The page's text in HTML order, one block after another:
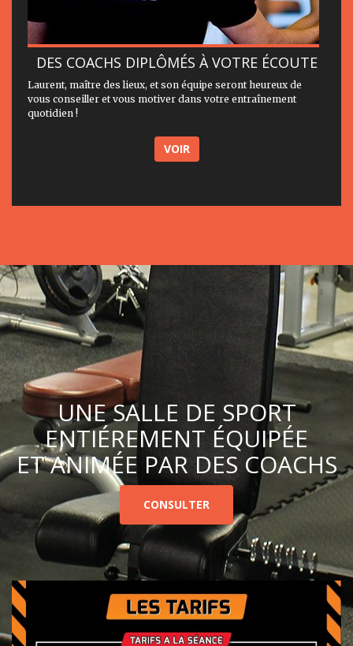
DES COACHS DIPLÔMÉS À VOTRE ÉCOUTE
Laurent, maître des lieux, et son équipe seront heureux de
vous conseiller et vous motiver dans votre entraînement
quotidien !
VOIR
UNE SALLE DE SPORT
ENTIÉREMENT ÉQUIPÉE
ET ANIMÉE PAR DES COACHS
CONSULTER